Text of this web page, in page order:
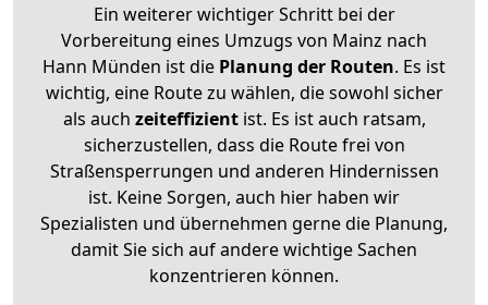
Ein weiterer wichtiger Schritt bei der
Vorbereitung eines Umzugs von Mainz nach
Hann Münden ist die Planung der Routen. Es ist
wichtig, eine Route zu wählen, die sowohl sicher
als auch zeiteffizientist. Es ist auch ratsam,
sicherzustellen, dass die Route frei von
Straßensperrungen und anderen Hindernissen
ist. Keine Sorgen, auch hier haben wir
Spezialisten und übernehmen gerne die Planung,
damit Sie sich auf andere wichtige Sachen
konzentrieren können.